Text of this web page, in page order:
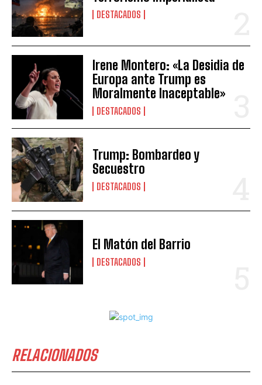
DESTACADOS
Irene Montero: «La Desidia de
Europa ante Trump es
Moralmente Inaceptable»
DESTACADOS
Trump: Bombardeo y
Secuestro
DESTACADOS
El Matón del Barrio
DESTACADOS
RELACIONADOS